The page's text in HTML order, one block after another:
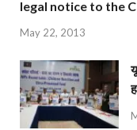
legal notice to the
May 22, 2013